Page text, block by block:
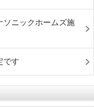
ソニックホームズ施
です